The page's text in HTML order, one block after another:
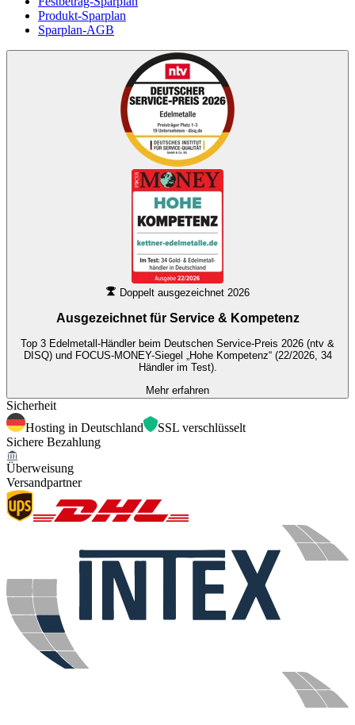
Produkt-Sparplan
Sparplan-AGB
Doppelt ausgezeichnet 2026
Ausgezeichnet für Service & Kompetenz
Top 3 Edelmetall-Händler beim Deutschen Service-Preis 2026 (ntv &
DISQ) und FOCUS-MONEY-Siegel „Hohe Kompetenz“ (22/2026, 34
Händler im Test).
Mehr erfahren
Sicherheit
Hosting in Deutschland
SSL verschlüsselt
Sichere Bezahlung
Überweisung
Versandpartner